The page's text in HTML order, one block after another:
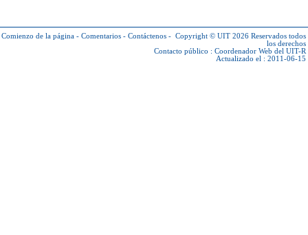
Comienzo de la página - Comentarios - Contáctenos - Copyright © UIT 2026 Reservados todos
los derechos
Contacto público : Coordenador Web del UIT-R
Actualizado el : 2011-06-15